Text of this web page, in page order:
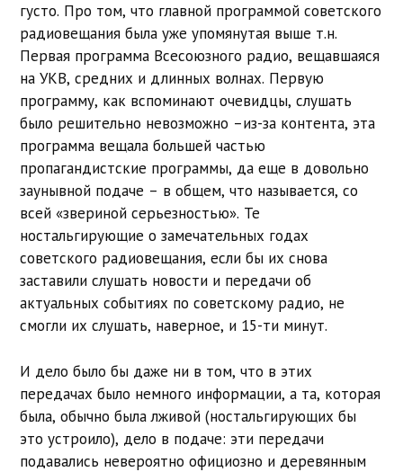
густо. Про том, что главной программой советского
радиовещания была уже упомянутая выше т.н.
Первая программа Всесоюзного радио, вещавшаяся
на УКВ, средних и длинных волнах. Первую
программу, как вспоминают очевидцы, слушать
было решительно невозможно –из-за контента, эта
программа вещала большей частью
пропагандистские программы, да еще в довольно
заунывной подаче – в общем, что называется, со
всей «звериной серьезностью». Те
ностальгирующие о замечательных годах
советского радиовещания, если бы их снова
заставили слушать новости и передачи об
актуальных событиях по советскому радио, не
смогли их слушать, наверное, и 15-ти минут.
И дело было бы даже ни в том, что в этих
передачах было немного информации, а та, которая
была, обычно была лживой (ностальгирующих бы
это устроило), дело в подаче: эти передачи
подавались невероятно официозно и деревянным